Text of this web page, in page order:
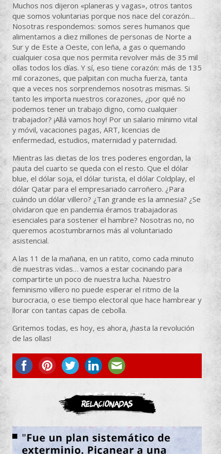
Muchos nos dijeron «planeras y vagas», otros tantos
que somos voluntarias porque nos nace del corazón…
Nosotras respondemos: somos seres humanos que
alimentamos a diez millones de personas de Norte a
Sur y de Este a Oeste, con leña, a gas o quemando
cualquier cosa que nos permita revolver más de 35 mil
ollas todos los días. Y sí, eso tiene corazón: más de 135
mil corazones, que palpitan con mucha fuerza, tanta
que a veces nos sorprendemos nosotras mismas. Si
tanto les importa nuestros corazones, ¿por qué no
podemos tener un trabajo digno, como cualquier
trabajador? ¡Allá vamos hoy! Por un salario mínimo vital
y móvil, vacaciones pagas, ART, licencias de
enfermedad, estudios, maternidad y paternidad.
Mientras las dietas de los tres poderes engordan, la
pauta del cuarto se queda con el resto. Que el dólar
blue, el dólar soja, el dólar turista, el dólar Coldplay, el
dólar Qatar para el empresariado carroñero. ¿Para
cuándo un dólar villero? ¿Tan grande es la amnesia? ¿Se
olvidaron que en pandemia éramos trabajadoras
esenciales para sostener el hambre? Nosotras no, no
queremos acostumbrarnos más al voluntariado
asistencial.
A las 11 de la mañana, en un ratito, como cada minuto
de nuestras vidas… vamos a estar cocinando para
compartirte un poco de nuestra lucha. Nuestro
feminismo villero no puede esperar el ritmo de la
burocracia, o ese tiempo electoral que hace hambrear y
llorar con tantas capas de cebolla.
Gritemos todas, es hoy, es ahora, ¡hasta la revolución
de las ollas!
ASOCIATE
Relacionadas